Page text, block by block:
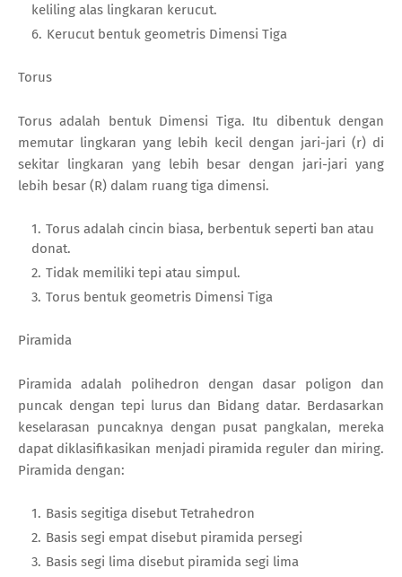
keliling alas lingkaran kerucut.
Kerucut bentuk geometris Dimensi Tiga
Torus
Torus adalah bentuk Dimensi Tiga. Itu dibentuk dengan
memutar lingkaran yang lebih kecil dengan jari-jari (r) di
sekitar lingkaran yang lebih besar dengan jari-jari yang
lebih besar (R) dalam ruang tiga dimensi.
Torus adalah cincin biasa, berbentuk seperti ban atau
donat.
Tidak memiliki tepi atau simpul.
Torus bentuk geometris Dimensi Tiga
Piramida
Piramida adalah polihedron dengan dasar poligon dan
puncak dengan tepi lurus dan Bidang datar. Berdasarkan
keselarasan puncaknya dengan pusat pangkalan, mereka
dapat diklasifikasikan menjadi piramida reguler dan miring.
Piramida dengan:
Basis segitiga disebut Tetrahedron
Basis segi empat disebut piramida persegi
Basis segi lima disebut piramida segi lima